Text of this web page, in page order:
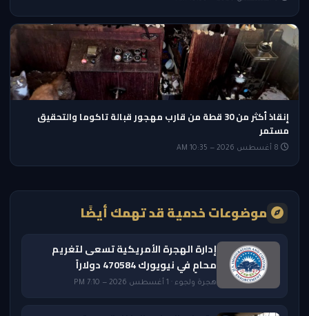
إنقاذ أكثر من 30 قطة من قارب مهجور قبالة تاكوما والتحقيق
مستمر
موضوعات خدمية قد تهمك أيضًا
إدارة الهجرة الأمريكية تسعى لتغريم
محامٍ في نيويورك 470584 دولاراً
هجرة ولجوء · 1 أغسطس 2026 — 7:10 PM